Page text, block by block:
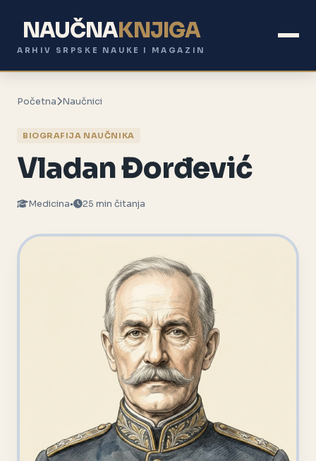
NAUČNAKNJIGA
ARHIV SRPSKE NAUKE I MAGAZIN
Početna Naučnici
BIOGRAFIJA NAUČNIKA
Vladan Đorđević
Medicina• 25 min čitanja